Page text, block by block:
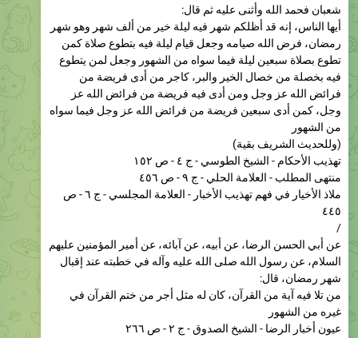
رمضان، فرض الله صيامه وجعل قيام ليلة فيه بتطوع صلاة كمن
تطوع بصلاة سبعين ليلة فيما سواه من الشهور وجعل لمن يتطوع
فيه بخصلة من خصال الخير والبر، كاجر من أدى فريضة من
فرائض الله عز وجل ومن أدى فيه فريضة من فرائض الله عز
وجل، كمن أدى سبعين فريضة من فرائض الله عز وجل فيما سواه
من الشهور
(وللحدیث الشریف بقیة)
تهذيب الأحكام - الشيخ الطوسي - ج ٤ - ص ١٥٢
منتهى المطلب - العلامة الحلي - ج ٩ - ص ٤٥٦
٤٤٥
/
عن أبي الحسن الرضا، عن أبيه، عن آبائه، عن أمير المؤمنين عليهم
السلام، عن رسول الله صلى الله عليه وآله في خطبته عند إقبال
شهر رمضان، قال:
من تلا فيه آية من القرآن، كان له مثل أجر من ختم القرآن في
غيره من الشهور
عيون أخبار الرضا - الشيخ الصدوق - ج ٢ - ص ٢٦٦
t.me/shiiteculture